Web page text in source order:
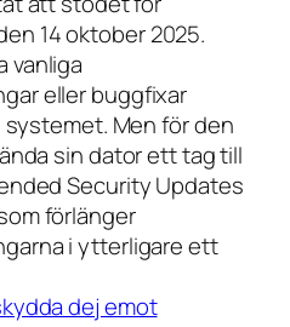
14 oktober 2025.
vanliga
eller buggfixar
Men för den
sin dator ett tag till
Security Updates
förlänger
i ytterligare ett
dej emot